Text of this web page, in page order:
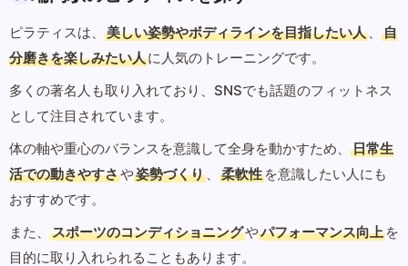
ピラティスは、 美しい姿勢やボディラインを目指したい人 、
自
分磨きを楽しみたい人に人気のトレーニングです。
多くの著名人も取り入れており、SNSでも話題のフィットネス
として注目されています。
体の軸や重心のバランスを意識して全身を動かすため、
日常生
活での動きやすさや姿勢づくり 、 柔軟性 を意識したい人にも
おすすめです。
また、
スポーツのコンディショニングやパフォーマンス向上 を
目的に取り入れられることもあります。